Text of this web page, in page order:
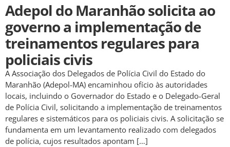
Adepol do Maranhão solicita ao
governo a implementação de
treinamentos regulares para
policiais civis
A Associação dos Delegados de Polícia Civil do Estado do
Maranhão (Adepol-MA) encaminhou ofício às autoridades
locais, incluindo o Governador do Estado e o Delegado-Geral
de Polícia Civil, solicitando a implementação de treinamentos
regulares e sistemáticos para os policiais civis. A solicitação se
fundamenta em um levantamento realizado com delegados
de polícia, cujos resultados apontam […]